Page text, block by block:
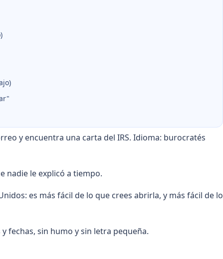
y encuentra una carta del IRS. Idioma: burocratés
nadie le explicó a tiempo.
es más fácil de lo que crees abrirla, y más fácil de lo
fechas, sin humo y sin letra pequeña.